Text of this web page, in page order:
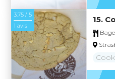
3.75 / 5
1 avis
15.